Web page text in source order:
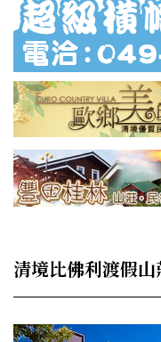
清境比佛利渡假